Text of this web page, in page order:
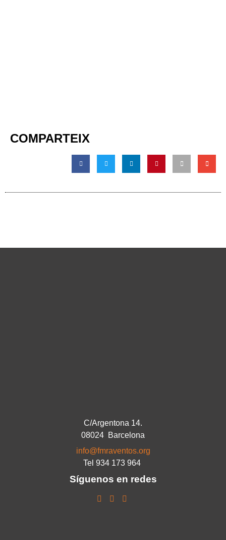
COMPARTEIX
C/Argentona 14.
08024 Barcelona
info@fmraventos.org
Tel 934 173 964
Síguenos en redes